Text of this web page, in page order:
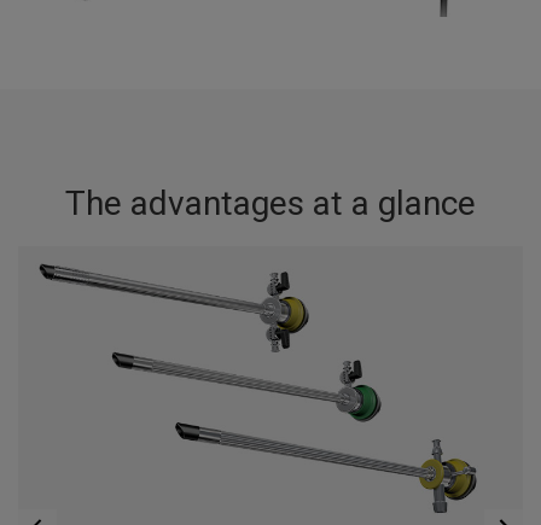
The advantages at a glance